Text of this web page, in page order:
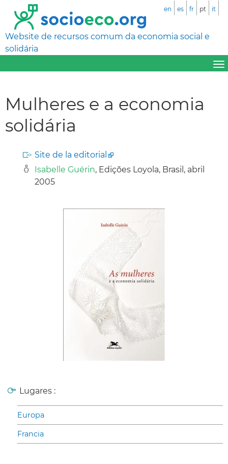
Website de recursos comum da economia social e
solidária
en es fr pt it
Mulheres e a economia
solidária
Site de la editorial
Isabelle Guérin, Edições Loyola, Brasil, abril
2005
Lugares :
Europa
Francia